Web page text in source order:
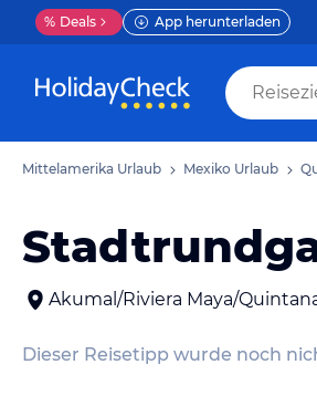
% Deals App herunterladen
Mittelamerika Urlaub Mexiko Urlaub
Akumal/Riviera Maya/
Dieser Reisetipp wurde noch